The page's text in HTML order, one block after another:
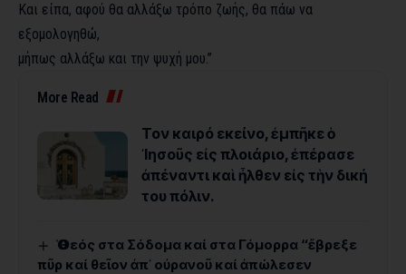
Και είπα, αφού θα αλλάξω τρόπο ζωής, θα πάω να
εξομολογηθώ,
μήπως αλλάξω και την ψυχή μου.”
More Read
Τον καιρό εκείνο, ἐμπῆκε ὁ
᾿Ιησοῦς εἰς πλοιάριο, ἐπέρασε
ἀπέναντι καὶ ἦλθεν εἰς τὴν δική
του πόλιν.
Ὁ Θεός στα Σόδομα καί στα Γόμορρα “ἔβρεξε
πῦρ καί θεῖον ἀπ᾿ οὐρανοῦ καί ἀπώλεσεν